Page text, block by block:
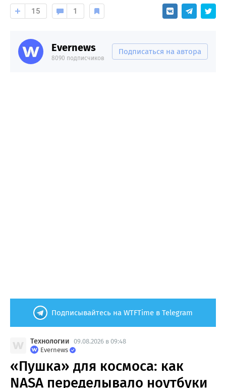
15 1
Evernews
8090 подписчиков
Подписаться на автора
Подписывайтесь на WTFTime в Telegram
Технологии 09.08.2026 в 09:48
Evernews
«Пушка» для космоса: как
NASA переделывало ноутбуки